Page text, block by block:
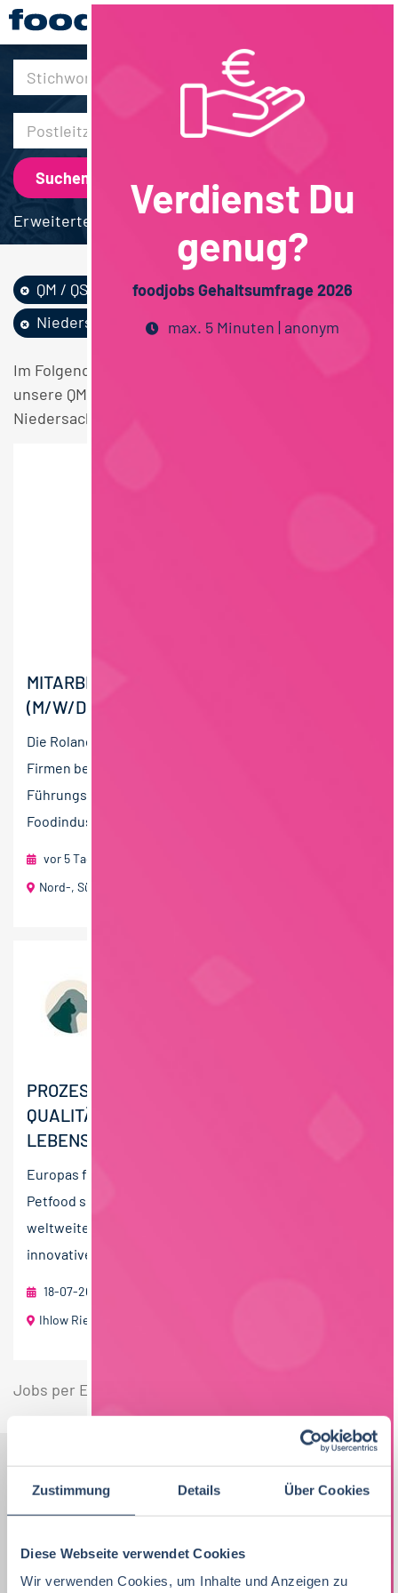
Zustimmung Details Über Cookies
Diese Webseite verwendet Cookies
Wir verwenden Cookies, um Inhalte und Anzeigen zu
30km
Erweiterte Suche
QM / QS
Lebensmitteltechn...
Niedersachsen
Im Folgenden finden Sie einen Überblick über alle
unsere QM / QS Lebensmitteltechnologie
Niedersachsen Stellen.
MITARBEITER QUALITÄTSSICHERUNG
(M/W/D)
Die Roland Berndt Managementberatung unterstützt
Firmen bei der Suche und Auswahl nach
Führungskräften. Wir sind spezialisiert auf die
Foodindustrie. ...
vor 5 Tagen
Nord-, Süd- und Ostdeutschland
PROZESSMANAGER
QUALITÄTSMANAGEMENT -
LEBENSMITTELPRODUKTION (M/W/D)
Europas führender Hersteller von Super-Premium
Petfood sucht DICH. Als Global-Player beliefern wir den
weltweiten Heimtierfachhandel mit hochwertigen,
innovativen und...
18-07-2026
Ihlow Riepe
Jobs per E-Mail
Nach Kategorien Nach Fachrichtung
Verdienst Du
genug?
foodjobs Gehaltsumfrage 2026
max. 5 Minuten | anonym